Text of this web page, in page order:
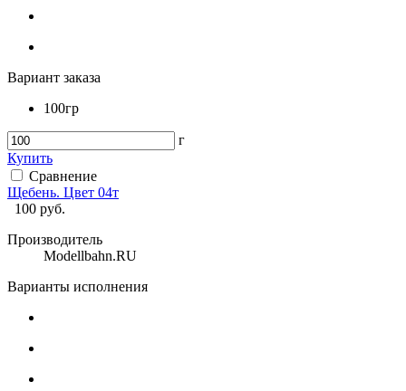
Вариант заказа
100гр
г
Купить
Сравнение
Щебень. Цвет 04т
100 руб.
Производитель
Modellbahn.RU
Варианты исполнения